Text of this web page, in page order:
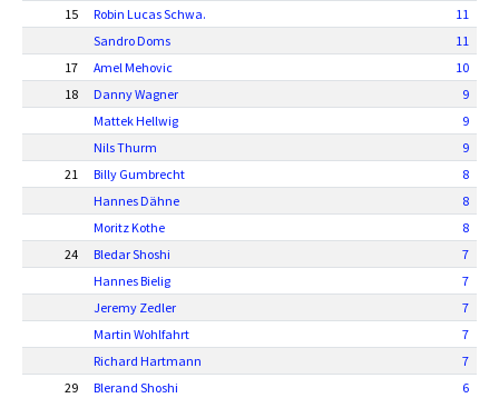
15
Robin Lucas Schwa.
11
Sandro Doms
11
17
Amel Mehovic
10
18
Danny Wagner
9
Mattek Hellwig
9
Nils Thurm
9
21
Billy Gumbrecht
8
Hannes Dähne
8
Moritz Kothe
8
24
Bledar Shoshi
7
Hannes Bielig
7
Jeremy Zedler
7
Martin Wohlfahrt
7
Richard Hartmann
7
29
Blerand Shoshi
6